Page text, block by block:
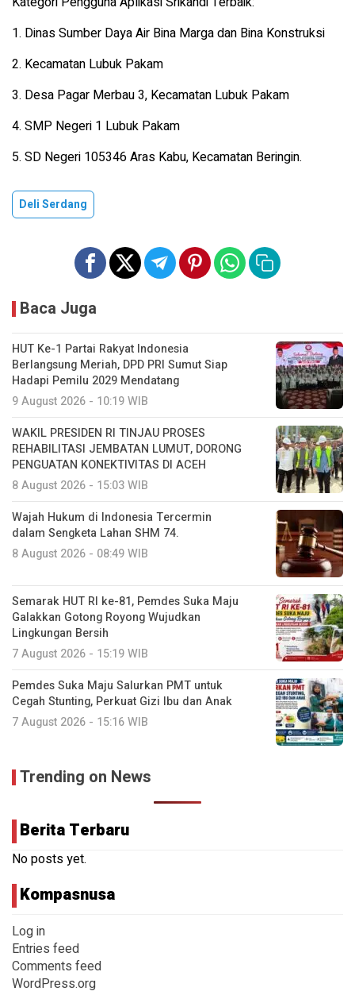
1. Dinas Sumber Daya Air Bina Marga dan Bina Konstruksi
2. Kecamatan Lubuk Pakam
3. Desa Pagar Merbau 3, Kecamatan Lubuk Pakam
4. SMP Negeri 1 Lubuk Pakam
5. SD Negeri 105346 Aras Kabu, Kecamatan Beringin.
Deli Serdang
Baca Juga
HUT Ke-1 Partai Rakyat Indonesia
Berlangsung Meriah, DPD PRI Sumut Siap
Hadapi Pemilu 2029 Mendatang
9 August 2026 - 10:19 WIB
WAKIL PRESIDEN RI TINJAU PROSES
REHABILITASI JEMBATAN LUMUT, DORONG
PENGUATAN KONEKTIVITAS DI ACEH
8 August 2026 - 15:03 WIB
Wajah Hukum di Indonesia Tercermin
dalam Sengketa Lahan SHM 74.
8 August 2026 - 08:49 WIB
Semarak HUT RI ke-81, Pemdes Suka Maju
Galakkan Gotong Royong Wujudkan
Lingkungan Bersih
7 August 2026 - 15:19 WIB
Pemdes Suka Maju Salurkan PMT untuk
Cegah Stunting, Perkuat Gizi Ibu dan Anak
7 August 2026 - 15:16 WIB
Trending on News
Berita Terbaru
No posts yet.
Kompasnusa
Log in
Entries feed
Comments feed
WordPress.org